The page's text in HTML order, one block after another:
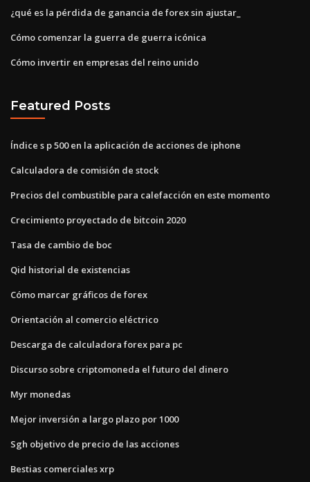
¿qué es la pérdida de ganancia de forex sin ajustar_
Cómo comenzar la guerra de guerra icónica
Cómo invertir en empresas del reino unido
Featured Posts
Índice s p 500 en la aplicación de acciones de iphone
Calculadora de comisión de stock
Precios del combustible para calefacción en este momento
Crecimiento proyectado de bitcoin 2020
Tasa de cambio de boc
Qid historial de existencias
Cómo marcar gráficos de forex
Orientación al comercio eléctrico
Descarga de calculadora forex para pc
Discurso sobre criptomoneda el futuro del dinero
Myr monedas
Mejor inversión a largo plazo por 1000
Sgh objetivo de precio de las acciones
Bestias comerciales xrp